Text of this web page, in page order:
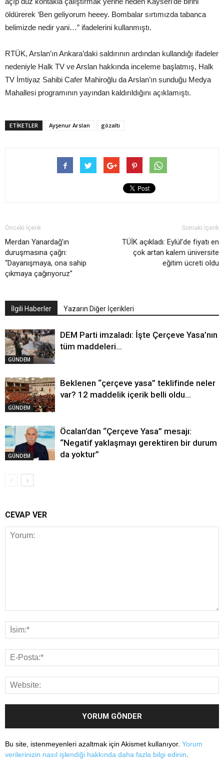
öldürerek ‘Ben geliyorum heeey. Bombalar sırtımızda tabanca
belimizde nedir yani…” ifadelerini kullanmıştı.
RTÜK, Arslan’ın Ankara’daki saldırının ardından kullandığı ifadeler
nedeniyle Halk TV ve Arslan hakkında inceleme başlatmış, Halk
TV İmtiyaz Sahibi Cafer Mahiroğlu da Arslan’ın sunduğu Medya
Mahallesi programının yayından kaldırıldığını açıklamıştı.
ETIKETLER Ayşenur Arslan gözaltı
Önceki İçerik
Merdan Yanardağ’ın
duruşmasına çağrı:
“Dayanışmaya, ona sahip
çıkmaya çağırıyoruz”
Sonraki İçerik
TÜİK açıkladı: Eylül’de fiyatı en
çok artan kalem üniversite
eğitim ücreti oldu
İlgili Haberler Yazarın Diğer İçerikleri
GÜNDEM
DEM Parti imzaladı: İşte Çerçeve Yasa’nın
tüm maddeleri…
GÜNDEM
Beklenen “çerçeve yasa” teklifinde neler
var? 12 maddelik içerik belli oldu…
GÜNDEM
Öcalan’dan “Çerçeve Yasa” mesajı:
“Negatif yaklaşmayı gerektiren bir durum
da yoktur”
CEVAP VER
Bu site, istenmeyenleri azaltmak için Akismet kullanıyor. Yorum
verilerinizin nasıl işlendiği hakkında daha fazla bilgi edinin